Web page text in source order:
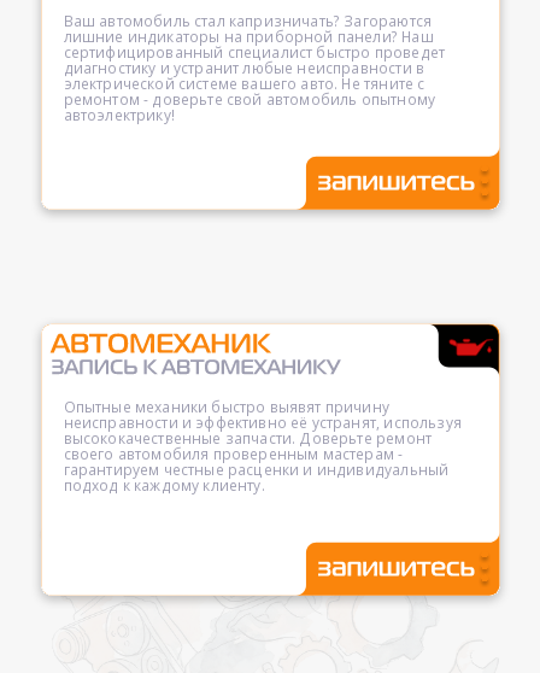
Ваш автомобиль стал капризничать? Загораются
лишние индикаторы на приборной панели? Наш
сертифицированный специалист быстро проведет
диагностику и устранит любые неисправности в
электрической системе вашего авто. Не тяните с
ремонтом - доверьте свой автомобиль опытному
автоэлектрику!
Опытные механики быстро выявят причину
неисправности и эффективно её устранят, используя
высококачественные запчасти. Доверьте ремонт
своего автомобиля проверенным мастерам -
гарантируем честные расценки и индивидуальный
подход к каждому клиенту.